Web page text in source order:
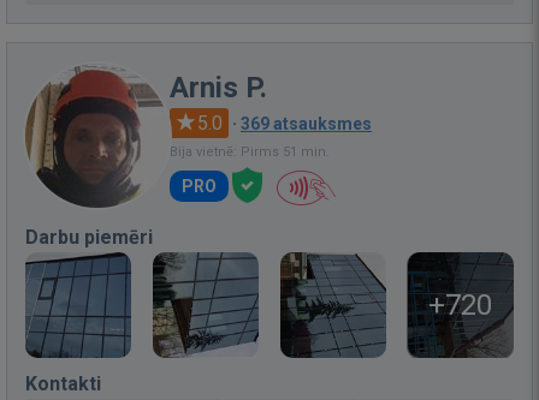
Arnis P.
5.0 · 369 atsauksmes
Bija vietnē: Pirms 51 min.
PRO
Darbu piemēri
+720
Kontakti